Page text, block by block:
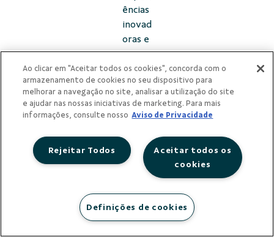
ências
inovad
oras e
suste
ntávei
s por
meio
da
ração”
e a
Ao clicar em "Aceitar todos os cookies", concorda com o
armazenamento de cookies no seu dispositivo para
melhorar a navegação no site, analisar a utilização do site
e ajudar nas nossas iniciativas de marketing. Para mais
informações, consulte nosso Aviso de Privacidade
Aceitar todos os
cookies
Rejeitar Todos
Definições de cookies